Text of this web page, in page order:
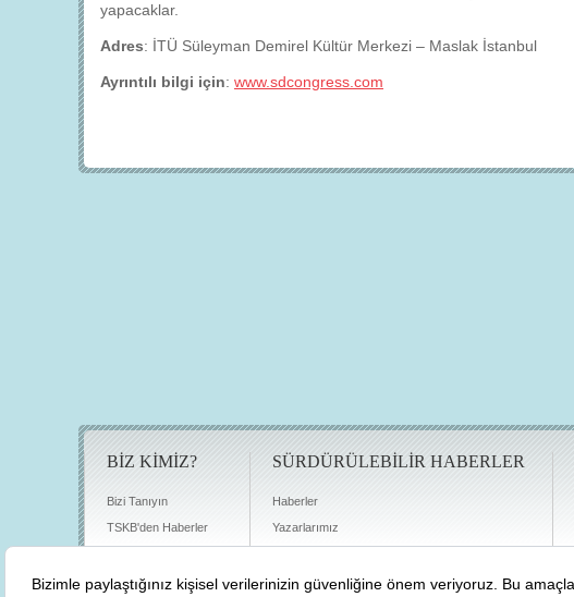
yapacaklar.
Adres: İTÜ Süleyman Demirel Kültür Merkezi – Maslak İstanbul
Ayrıntılı bilgi için: www.sdcongress.com
BİZ KİMİZ?
Bizi Tanıyın
TSKB'den Haberler
Basın Odası
SÜRDÜRÜLEBİLİR HABERLER
Haberler
Yazarlarımız
Sürdürülebilirlik Kütüphanesi